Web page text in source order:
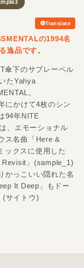
Translate
の1994名
逸品です。
傘下のサブレーベル
たYahya
。
にかけて4枚のシン
94年NITE
、エモーショナル
ス名曲「Here &
ックスに使用した
Revisit」(sample_1)
かっこいい隠れた名
It Deep」もドー
(サイトウ)